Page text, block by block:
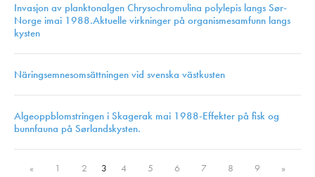
Invasjon av planktonalgen Chrysochromulina polylepis langs Sør-
Norge imai 1988.Aktuelle virkninger på organismesamfunn langs
kysten
Näringsemnesomsättningen vid svenska västkusten
Algeoppblomstringen i Skagerak mai 1988-Effekter på fisk og
bunnfauna på Sørlandskysten.
« 1 2 3 4 5 6 7 8 9 »